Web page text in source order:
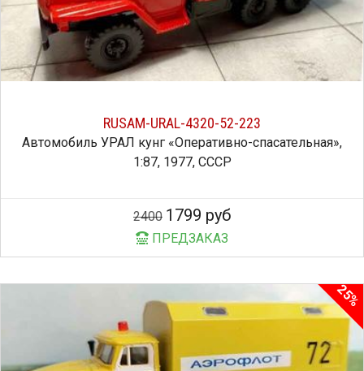
RUSAM-URAL-4320-52-223
Автомобиль УРАЛ кунг «Оперативно-спасательная»,
1:87, 1977, СССР
2400 1799 руб
ПРЕДЗАКАЗ
25%